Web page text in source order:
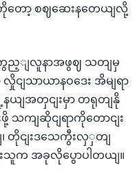
ကိုတော့ စဈဆေးနတေယျလို့
ည့ျလူနာအဖွဈ သတျမှ
ငျသာယာနဝဒေး အိမျရာ
ယျအတှငျးမှာ တရုတျနို
သကျဆိုငျရာကိုတောငျး
၊ တိုငျးဒသေကွီးလှှတျ
းသူက အခုလိုပွောပါတယျ။